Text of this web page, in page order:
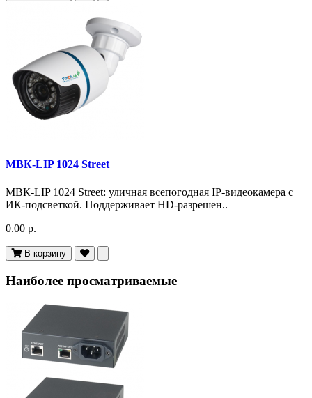
МВК-LIP 1024 Street
МВК-LIP 1024 Street: уличная всепогодная IP-видеокамера с
ИК-подсветкой. Поддерживает HD-разрешен..
0.00 р.
В корзину
Наиболее просматриваемые